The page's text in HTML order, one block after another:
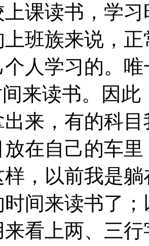
课读书，学
班族来说，
个人学习的。
间来读书。因
来，有的科
在自己的车
，以前我是
间来读书了
看上两、三